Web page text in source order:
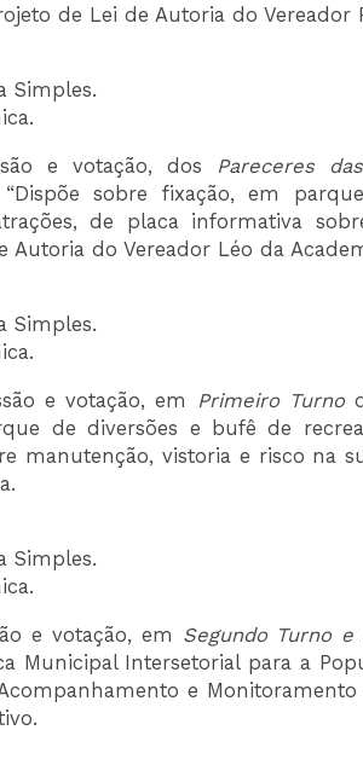
de Lei de Autoria do Vereador
Simples.
e votação, dos Pareceres
sobre fixação, em
de placa informativa
Autoria do Vereador Léo da
Simples.
e votação, em Primeiro Turno
de diversões e bufê de
manutenção, vistoria e risco na
Simples.
e votação, em Segundo Turno e
Municipal Intersetorial para a
e